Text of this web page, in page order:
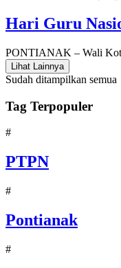
Hari Guru
PONTIANAK – Wali
Lihat Lainnya
Sudah ditampilkan semua
Tag Terpopuler
#
PTPN
#
Pontianak
#